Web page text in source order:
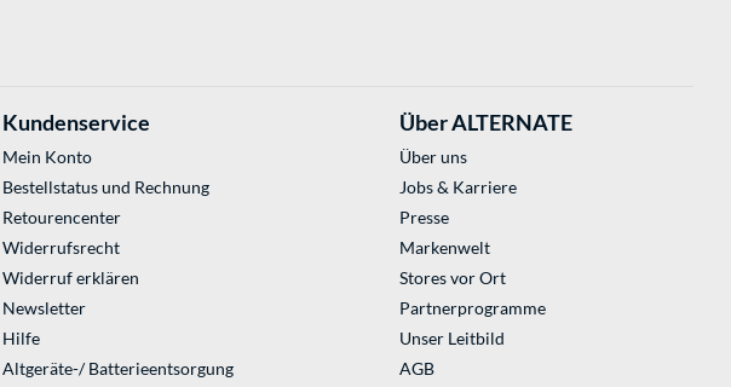
Kundenservice
Mein Konto
Bestellstatus und Rechnung
Retourencenter
Widerrufsrecht
Widerruf erklären
Newsletter
Hilfe
Altgeräte-/ Batterieentsorgung
Über ALTERNATE
Über uns
Jobs & Karriere
Presse
Markenwelt
Stores vor Ort
Partnerprogramme
Unser Leitbild
AGB